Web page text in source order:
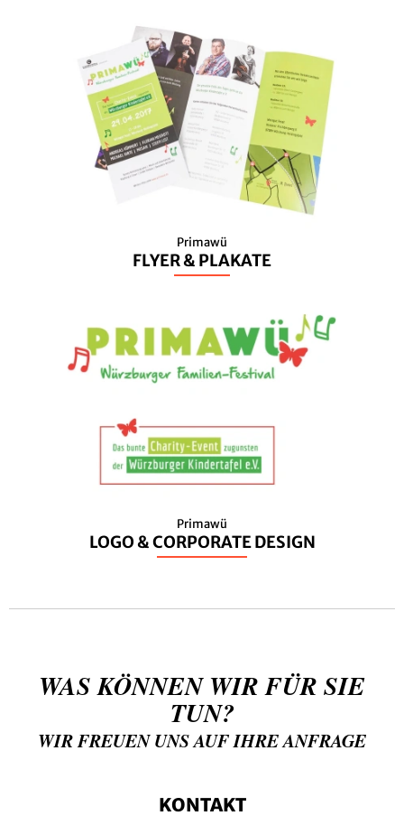
Primawü
FLYER & PLAKATE
Primawü
LOGO & CORPORATE DESIGN
WAS KÖNNEN WIR FÜR SIE
TUN?
WIR FREUEN UNS AUF IHRE ANFRAGE
KONTAKT